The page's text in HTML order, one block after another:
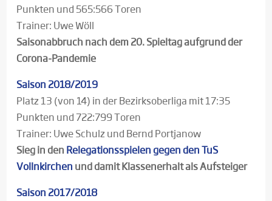
Punkten und 565:566 Toren
Trainer: Uwe Wöll
Saisonabbruch nach dem 20. Spieltag aufgrund der
Corona-Pandemie
Saison 2018/2019
Platz 13 (von 14) in der Bezirksoberliga mit 17:35
Punkten und 722:799 Toren
Trainer: Uwe Schulz und Bernd Portjanow
Sieg in den Relegationsspielen gegen den TuS
Vollnkirchen und damit Klassenerhalt als Aufsteiger
Saison 2017/2018